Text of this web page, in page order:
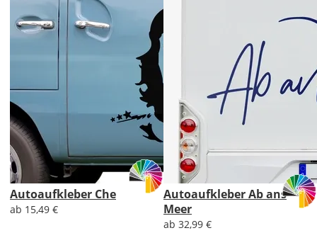
Autoaufkleber Che
ab 15,49 €
Autoaufkleber Ab ans
Meer
ab 32,99 €